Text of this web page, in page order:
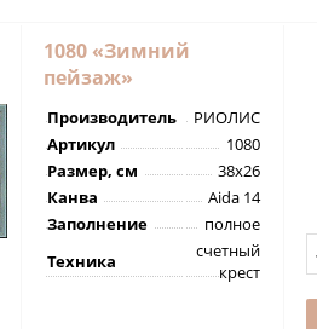
1080 «Зимний
пейзаж»
Производитель
РИОЛИС
Артикул
1080
Размер, см
38х26
Канва
Aida 14
Заполнение
полное
Техника
счетный
крест